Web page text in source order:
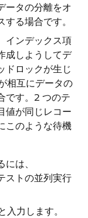
ータの分離をオ
る場合です。
インデックス項
成しようしてデ
ドロックが生じ
相互にデータの
です。2 つのテ
値が同じレコー
このような待機
は、
ストの並列実行
入力します。